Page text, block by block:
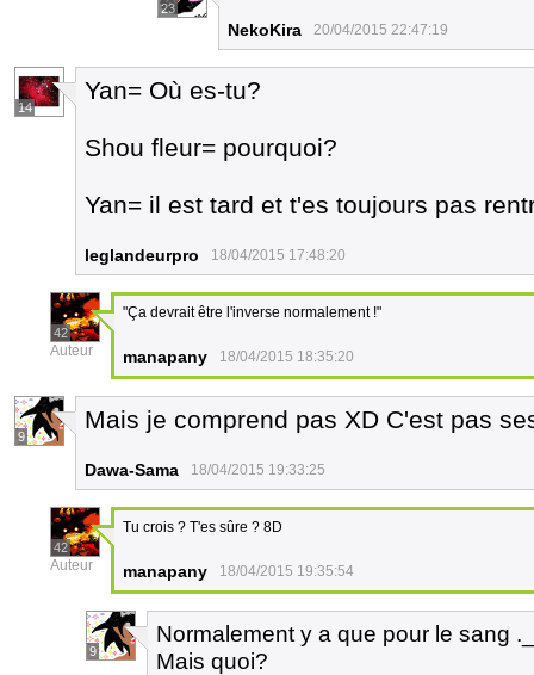
23
NekoKira 20/04/2015 22:47:19
14
Yan= Où es-tu?
Shou fleur= pourquoi?
Yan= il est tard et t'es toujours pas
leglandeurpro 18/04/2015 17:48:20
42
Auteur
"Ça devrait être l'inverse normalement !"
manapany 18/04/2015 18:35:20
9
Mais je comprend pas XD C'est pas
Dawa-Sama 18/04/2015 19:33:25
42
Auteur
Tu crois ? T'es sûre ? 8D
manapany 18/04/2015 19:35:54
9
Normalement y a que pour le sang
Mais quoi?